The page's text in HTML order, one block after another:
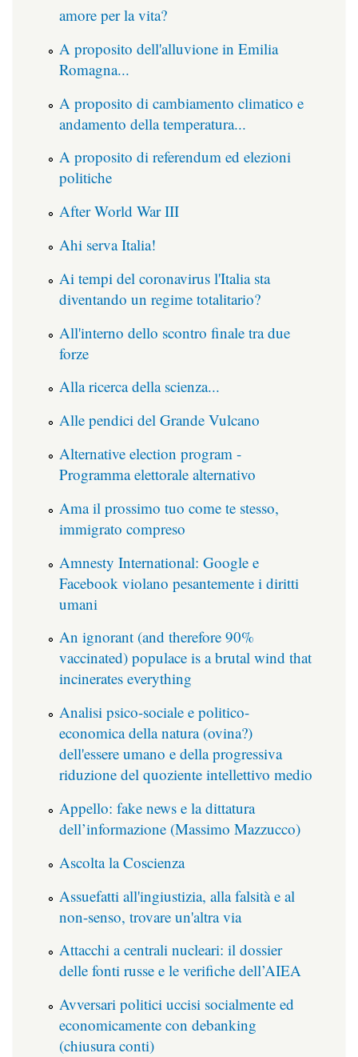
amore per la vita?
A proposito dell'alluvione in Emilia
Romagna...
A proposito di cambiamento climatico e
andamento della temperatura...
A proposito di referendum ed elezioni
politiche
After World War III
Ahi serva Italia!
Ai tempi del coronavirus l'Italia sta
diventando un regime totalitario?
All'interno dello scontro finale tra due
forze
Alla ricerca della scienza...
Alle pendici del Grande Vulcano
Alternative election program -
Programma elettorale alternativo
Ama il prossimo tuo come te stesso,
immigrato compreso
Amnesty International: Google e
Facebook violano pesantemente i diritti
umani
An ignorant (and therefore 90%
vaccinated) populace is a brutal wind that
incinerates everything
Analisi psico-sociale e politico-
economica della natura (ovina?)
dell'essere umano e della progressiva
riduzione del quoziente intellettivo medio
Appello: fake news e la dittatura
dell’informazione (Massimo Mazzucco)
Ascolta la Coscienza
Assuefatti all'ingiustizia, alla falsità e al
non-senso, trovare un'altra via
Attacchi a centrali nucleari: il dossier
delle fonti russe e le verifiche dell’AIEA
Avversari politici uccisi socialmente ed
economicamente con debanking
(chiusura conti)